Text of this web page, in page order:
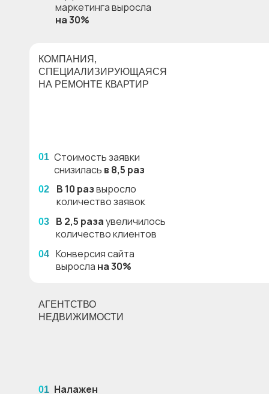
маркетинга выросла
на 30%
Конверсия сайта
выросла на 30%
04
В 2,5 разаувеличилось
количество клиентов
03
В 10 развыросло
количество заявок
02
Налажен
01
Стоимость заявки
снизилась в 8,5 раз
01
АГЕНТСТВО
НЕДВИЖИМОСТИ
КОМПАНИЯ,
СПЕЦИАЛИЗИРУЮЩАЯСЯ
НА РЕМОНТЕ КВАРТИР